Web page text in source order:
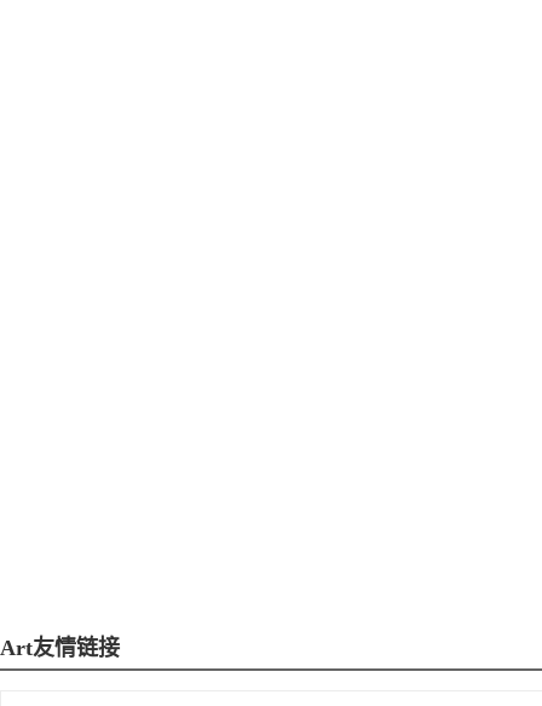
Art友情链接